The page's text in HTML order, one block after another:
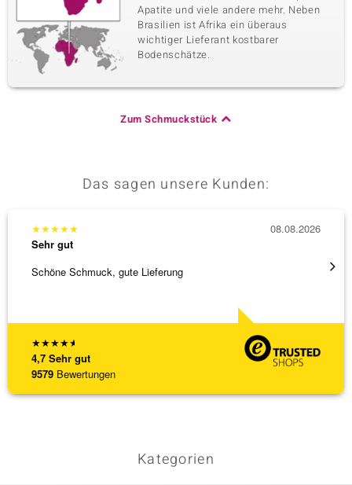
Apatite und viele andere mehr. Neben
Brasilien ist Afrika ein überaus
wichtiger Lieferant kostbarer
Bodenschätze.
Zum Schmuckstück
Das sagen unsere Kunden:
★★★★★
4,7 Sehr gut
9579 Bewertungen
★★★★★
Sehr gut
Schöne Schmuck, gute Lieferung
08.08.2026
Kategorien